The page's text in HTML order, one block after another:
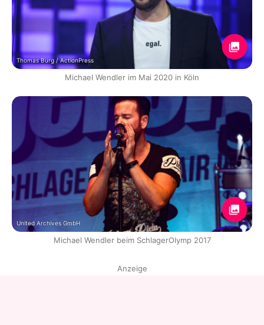
Thomas Burg / ActionPress
Michael Wendler im Mai 2020 in Köln
United Archives GmbH
Michael Wendler beim SchlagerOlymp 2017
Anzeige